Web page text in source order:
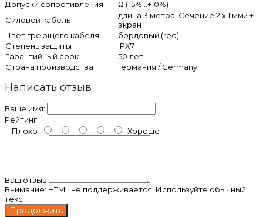
Допуски сопротивления
Ω (-5%...+10%)
Силовой кабель
длина 3 метра. Сечение 2 х 1 мм2 +
экран
Цвет греющего кабеля
бордовый (red)
Степень защиты
IPX7
Гарантийный срок
50 лет
Страна производства
Германия / Germany
Написать отзыв
Ваше имя:
Рейтинг
Плохо
Хорошо
Ваш отзыв
Внимание: HTML не поддерживается! Используйте обычный
текст!
Продолжить